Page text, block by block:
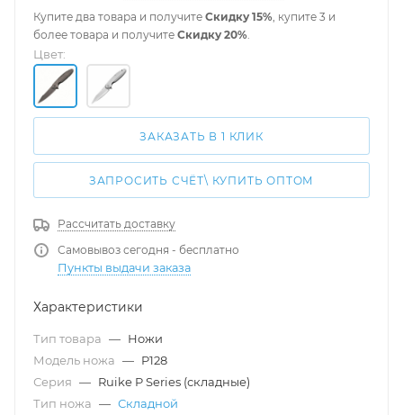
Купите два товара и получите Скидку 15%, купите 3 и
более товара и получите Скидку 20%.
Цвет:
ЗАКАЗАТЬ В 1 КЛИК
ЗАПРОСИТЬ СЧЁТ\ КУПИТЬ ОПТОМ
Рассчитать доставку
Самовывоз сегодня - бесплатно
Пункты выдачи заказа
Характеристики
Тип товара — Ножи
Модель ножа — P128
Серия — Ruike P Series (складные)
Тип ножа — Складной